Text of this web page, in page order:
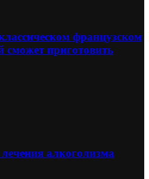
французском
сможет приготовить
алкоголизма